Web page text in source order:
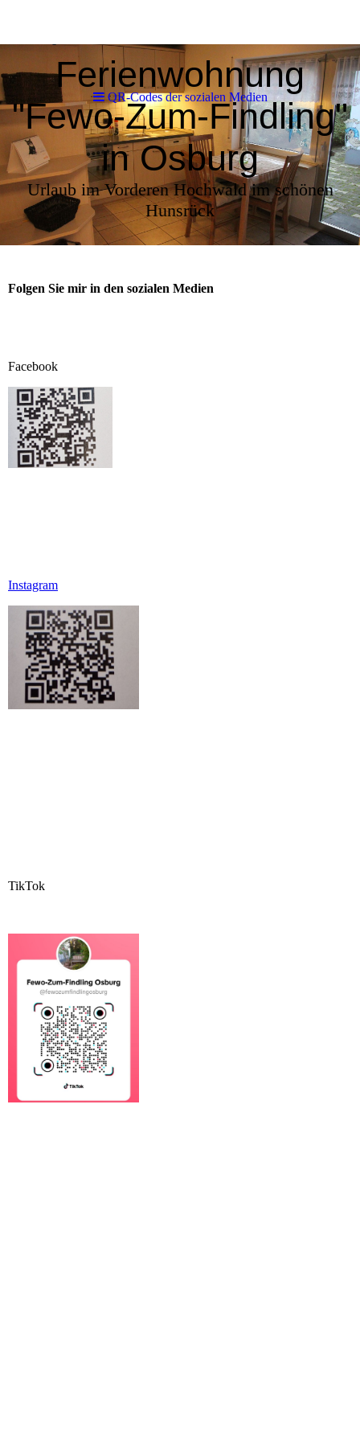
Ferienwohnung
"Fewo-Zum-Findling"
in Osburg
Urlaub im Vorderen Hochwald im schönen
Hunsrück
Folgen Sie mir in den sozialen Medien
Facebook
Instagram
TikTok
QR-Codes der sozialen Medien